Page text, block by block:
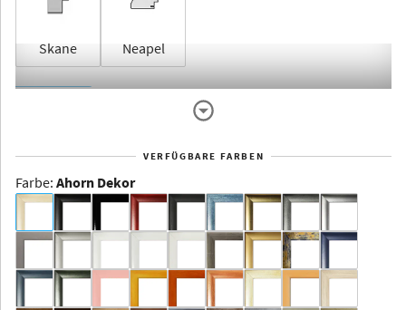
Skane Neapel
Dakota -
Rahmenloser
Aluminium
VERFÜGBARE FARBEN
Farbe: Ahorn Dekor